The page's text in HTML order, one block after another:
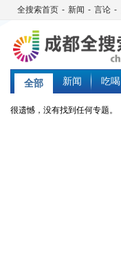
全搜索首页 - 新闻 - 言论 -
全部 新闻 吃喝
很遗憾，没有找到任何专题。